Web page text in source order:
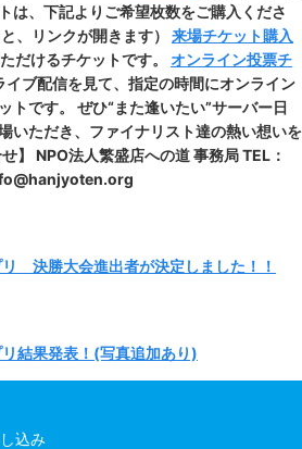
は、下記よりご希望枚数をご購入くださ
、リンクが開きます） 来場チケット購入
だけるチケットです。 オンライン投票チ
ブ配信を見て、指定の時間にオンライン
トです。 ぜひ“また逢いたい”サーバー日
いただき、ファイナリスト達の熱い想いを
】 NPO法人繁盛店への道 事務局 TEL：
決勝大会進出者が決定しました！！
結果発表！(写真追加あり)
し込み